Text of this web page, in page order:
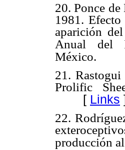
20. Ponce
1981. Efecto
aparición
Anual del
México.
21.
Prolific
[ Links
22.
producción